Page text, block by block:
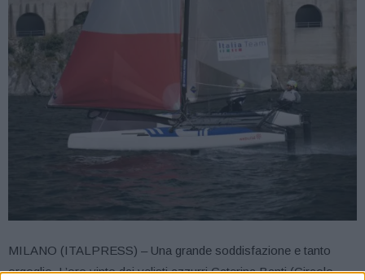
MILANO (ITALPRESS) – Una grande soddisfazione e tanto
orgoglio. L’oro vinto dai velisti azzurri Caterina Banti (Circolo